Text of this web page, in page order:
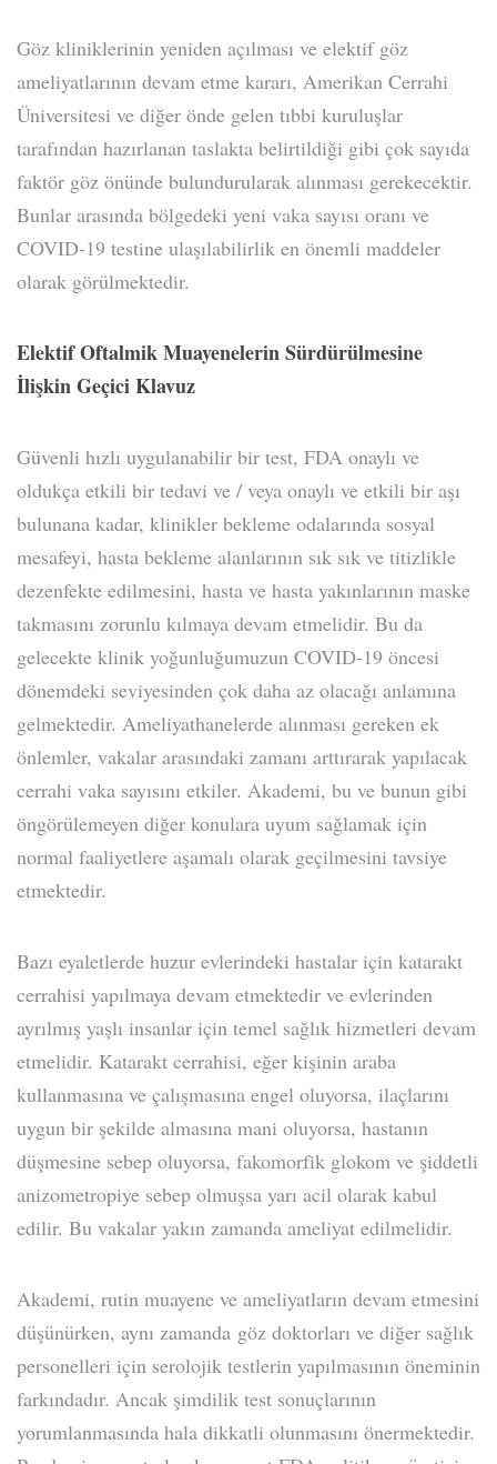
Göz kliniklerinin yeniden açılması ve elektif göz
ameliyatlarının devam etme kararı, Amerikan Cerrahi
Üniversitesi ve diğer önde gelen tıbbi kuruluşlar
tarafından hazırlanan taslakta belirtildiği gibi çok sayıda
faktör göz önünde bulundurularak alınması gerekecektir.
Bunlar arasında bölgedeki yeni vaka sayısı oranı ve
COVID-19 testine ulaşılabilirlik en önemli maddeler
olarak görülmektedir.
Elektif Oftalmik Muayenelerin Sürdürülmesine
İlişkin Geçici Klavuz
Güvenli hızlı uygulanabilir bir test, FDA onaylı ve
oldukça etkili bir tedavi ve / veya onaylı ve etkili bir aşı
bulunana kadar, klinikler bekleme odalarında sosyal
mesafeyi, hasta bekleme alanlarının sık sık ve titizlikle
dezenfekte edilmesini, hasta ve hasta yakınlarının maske
takmasını zorunlu kılmaya devam etmelidir. Bu da
gelecekte klinik yoğunluğumuzun COVID-19 öncesi
dönemdeki seviyesinden çok daha az olacağı anlamına
gelmektedir. Ameliyathanelerde alınması gereken ek
önlemler, vakalar arasındaki zamanı arttırarak yapılacak
cerrahi vaka sayısını etkiler. Akademi, bu ve bunun gibi
öngörülemeyen diğer konulara uyum sağlamak için
normal faaliyetlere aşamalı olarak geçilmesini tavsiye
etmektedir.
Bazı eyaletlerde huzur evlerindeki hastalar için katarakt
cerrahisi yapılmaya devam etmektedir ve evlerinden
ayrılmış yaşlı insanlar için temel sağlık hizmetleri devam
etmelidir. Katarakt cerrahisi, eğer kişinin araba
kullanmasına ve çalışmasına engel oluyorsa, ilaçlarını
uygun bir şekilde almasına mani oluyorsa, hastanın
düşmesine sebep oluyorsa, fakomorfik glokom ve şiddetli
anizometropiye sebep olmuşsa yarı acil olarak kabul
edilir. Bu vakalar yakın zamanda ameliyat edilmelidir.
Akademi, rutin muayene ve ameliyatların devam etmesini
düşünürken, aynı zamanda göz doktorları ve diğer sağlık
personelleri için serolojik testlerin yapılmasının öneminin
farkındadır. Ancak şimdilik test sonuçlarının
yorumlanmasında hala dikkatli olunmasını önermektedir.